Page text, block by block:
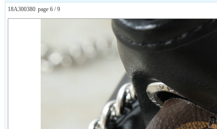
18A300380 page 6 / 9